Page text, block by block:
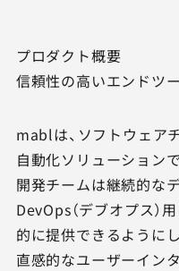
プロダクト概要
信頼性の高いエンドツ
mablは、ソフトウェア
自動化ソリューションで
開発チームは継続的な
DevOps（デブオプス
的に提供できるようにし
直感的なユーザーイン